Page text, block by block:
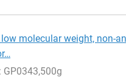
molecular weight, non-
: GP0343,500g